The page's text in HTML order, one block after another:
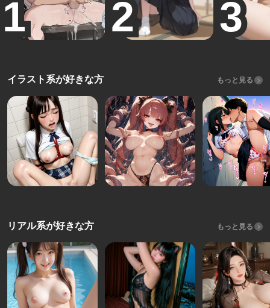
イラスト系が好きな方 もっと見る
リアル系が好きな方 もっと見る